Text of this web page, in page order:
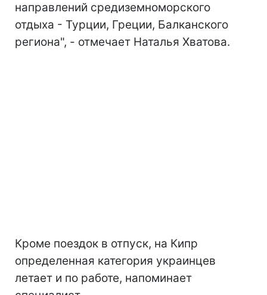
направлений средиземноморского
отдыха - Турции, Греции, Балканского
региона", - отмечает Наталья Хватова.
Кроме поездок в отпуск, на Кипр
определенная категория украинцев
летает и по работе, напоминает